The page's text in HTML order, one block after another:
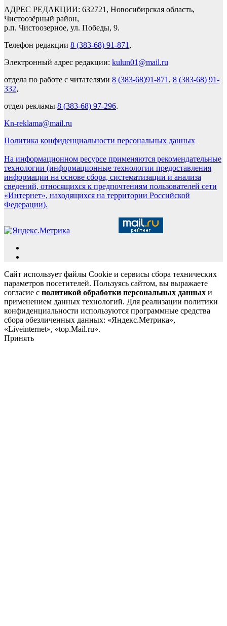
АДРЕС РЕДАКЦИИ: 632721, Новосибирская область,
Чистоозёрный район,
р.п. Чистоозерное, ул. Победы, 9.
Телефон редакции 8 (383-68) 91-871 ,
Электронный адрес редакции: kulun01@mail.ru
отдела по работе с читателями 8 (383-68)91-871 , 8 (383-68) 91-
332,
отдел рекламы 8 (383-68) 97-296.
Kn-reklama@mail.ru
Политика конфиденциальности персональных данных
На информационном ресурсе применяются рекомендательные
технологии (информационные технологии предоставления
информации на основе сбора, систематизации и анализа
сведений, относящихся к предпочтениям пользователей сети
«Интернет», находящихся на территории Российской
Федерации).
Сайт использует файлы Cookie и сервисы сбора технических
параметров посетителей. Пользуясь сайтом, вы выражаете
согласие с политикой обработки персональных данных и
применением данных технологий. Для реализации политики
конфиденциальности используются программные средства
сбора обезличенных данных: «Яндекс.Метрика»,
«Liveinternet», «top.Mail.ru».
Принять